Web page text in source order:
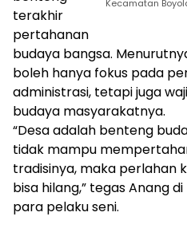
Kecamatan
terakhir
pertahanan
budaya bangsa.
boleh hanya fokus pada
administrasi, tetapi juga
budaya masyarakatnya.
“Desa adalah benteng
tidak mampu
tradisinya, maka perlahan
bisa hilang,” tegas Anang
para pelaku seni.